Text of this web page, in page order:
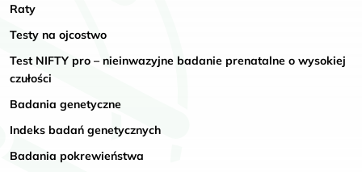
Raty
Testy na ojcostwo
Test NIFTY pro – nieinwazyjne badanie prenatalne o wysokiej
czułości
Badania genetyczne
Indeks badań genetycznych
Badania pokrewieństwa